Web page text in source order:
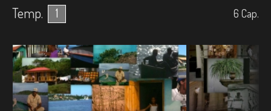
Temp. 1 6 Cap.